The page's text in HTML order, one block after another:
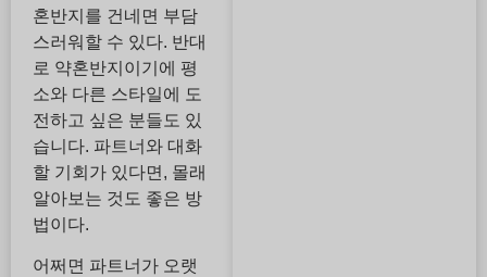
혼반지를 건네면 부담
스러워할 수 있다. 반대
로 약혼반지이기에 평
소와 다른 스타일에 도
전하고 싶은 분들도 있
습니다. 파트너와 대화
할 기회가 있다면, 몰래
알아보는 것도 좋은 방
법이다.
어쩌면 파트너가 오랫